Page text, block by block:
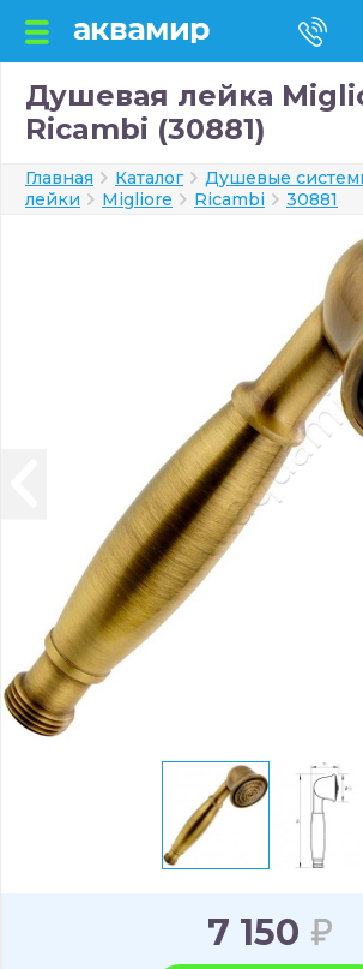
Душевая лейка
Ricambi (30881)
Главная Каталог Душевые
лейки
Migliore Ricambi 30881
7 150